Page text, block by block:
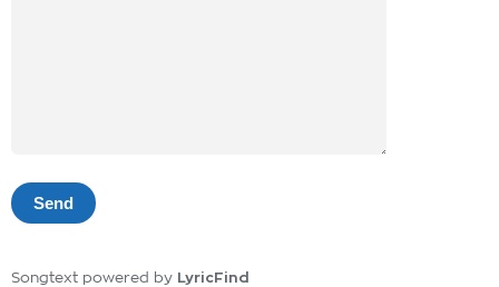
Songtext powered by LyricFind